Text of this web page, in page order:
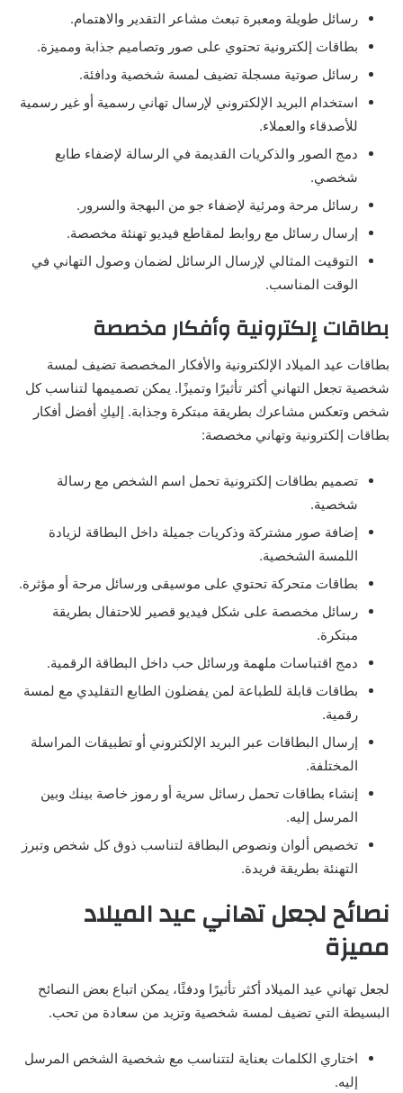
رسائل طويلة ومعبرة تبعث مشاعر التقدير والاهتمام.
بطاقات إلكترونية تحتوي على صور وتصاميم جذابة ومميزة.
رسائل صوتية مسجلة تضيف لمسة شخصية ودافئة.
استخدام البريد الإلكتروني لإرسال تهاني رسمية أو غير رسمية
للأصدقاء والعملاء.
دمج الصور والذكريات القديمة في الرسالة لإضفاء طابع
شخصي.
رسائل مرحة ومرئية لإضفاء جو من البهجة والسرور.
إرسال رسائل مع روابط لمقاطع فيديو تهنئة مخصصة.
التوقيت المثالي لإرسال الرسائل لضمان وصول التهاني في
الوقت المناسب.
بطاقات إلكترونية وأفكار مخصصة
بطاقات عيد الميلاد الإلكترونية والأفكار المخصصة تضيف لمسة
شخصية تجعل التهاني أكثر تأثيرًا وتميزًا. يمكن تصميمها لتناسب كل
شخص وتعكس مشاعرك بطريقة مبتكرة وجذابة. إليكِ أفضل أفكار
بطاقات إلكترونية وتهاني مخصصة:
تصميم بطاقات إلكترونية تحمل اسم الشخص مع رسالة
شخصية.
إضافة صور مشتركة وذكريات جميلة داخل البطاقة لزيادة
اللمسة الشخصية.
بطاقات متحركة تحتوي على موسيقى ورسائل مرحة أو مؤثرة.
رسائل مخصصة على شكل فيديو قصير للاحتفال بطريقة
مبتكرة.
دمج اقتباسات ملهمة ورسائل حب داخل البطاقة الرقمية.
بطاقات قابلة للطباعة لمن يفضلون الطابع التقليدي مع لمسة
رقمية.
إرسال البطاقات عبر البريد الإلكتروني أو تطبيقات المراسلة
المختلفة.
إنشاء بطاقات تحمل رسائل سرية أو رموز خاصة بينك وبين
المرسل إليه.
تخصيص ألوان ونصوص البطاقة لتناسب ذوق كل شخص وتبرز
التهنئة بطريقة فريدة.
نصائح لجعل تهاني عيد الميلاد
مميزة
لجعل تهاني عيد الميلاد أكثر تأثيرًا ودفئًا، يمكن اتباع بعض النصائح
البسيطة التي تضيف لمسة شخصية وتزيد من سعادة من تحب.
اختاري الكلمات بعناية لتتناسب مع شخصية الشخص المرسل
إليه.